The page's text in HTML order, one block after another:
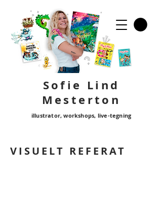
Sofie Lind
Mesterton
illustrator, workshops, live-tegning
VISUELT REFERAT